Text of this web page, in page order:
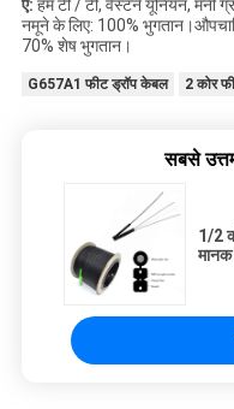
ए: हम टी / टी, वेस्टर्न यूनियन, मनी
नमूने के लिए: 100%
70% शेष भुगतान।
G657A1 फीट ड्रॉप केबल 2 कोर
सबसे
1/2
मानक